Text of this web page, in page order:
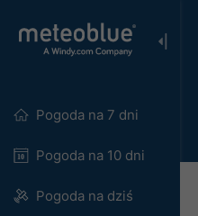
Pogoda na 7 dni
Pogoda na 10 dni
Pogoda na dziś